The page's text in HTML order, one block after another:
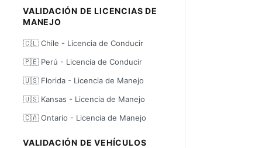
VALIDACIÓN DE LICENCIAS DE
MANEJO
🇨🇱 Chile - Licencia de Conducir
🇵🇪 Perú - Licencia de Conducir
🇺🇸 Florida - Licencia de Manejo
🇺🇸 Kansas - Licencia de Manejo
🇨🇦 Ontario - Licencia de Manejo
VALIDACIÓN DE VEHÍCULOS